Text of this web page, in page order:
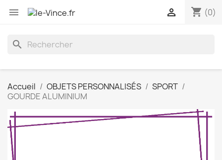
 shopping_cart (0)

search
Accueil OBJETS PERSONNALISÉS
SPORT
GOURDE ALUMINIUM